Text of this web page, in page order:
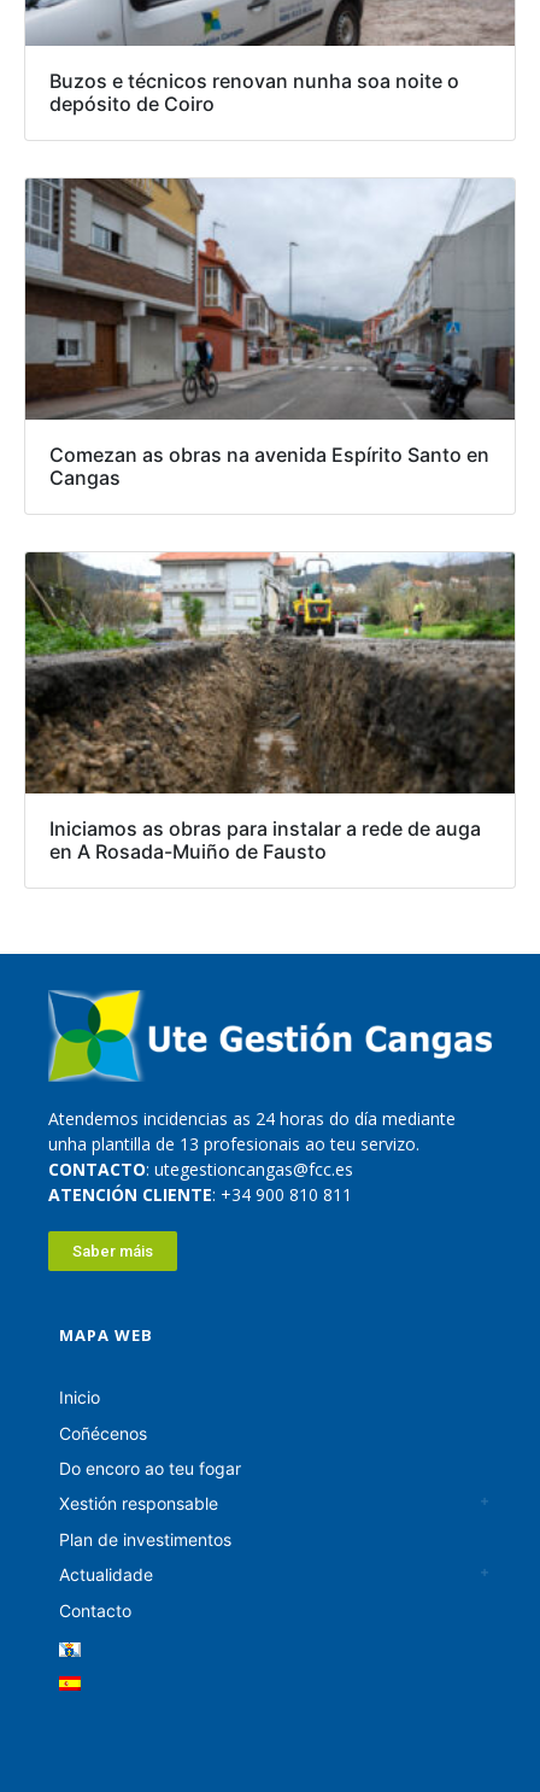
Buzos e técnicos renovan nunha soa noite o
depósito de Coiro
Comezan as obras na avenida Espírito Santo en
Cangas
Iniciamos as obras para instalar a rede de auga
en A Rosada-Muiño de Fausto
Atendemos incidencias as 24 horas do día mediante
unha plantilla de 13 profesionais ao teu servizo.
CONTACTO: utegestioncangas@fcc.es
ATENCIÓN CLIENTE: +34 900 810 811
Saber máis
MAPA WEB
Inicio
Coñécenos
Do encoro ao teu fogar
Xestión responsable
Plan de investimentos
Actualidade
Contacto